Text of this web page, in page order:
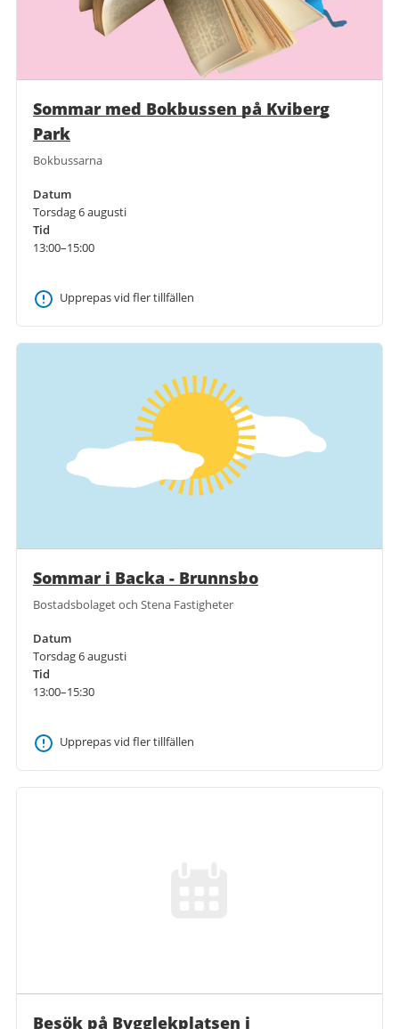
Sommar med Bokbussen på Kviberg
Park
Bokbussarna
Datum
Torsdag 6 augusti
Tid
13:00–15:00
Upprepas vid fler tillfällen
Sommar i Backa - Brunnsbo
Bostadsbolaget och Stena Fastigheter
Datum
Torsdag 6 augusti
Tid
13:00–15:30
Upprepas vid fler tillfällen
Besök på Bygglekplatsen i